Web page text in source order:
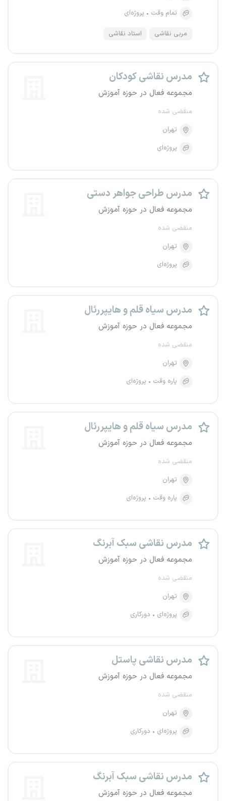
تمام وقت
پروژه‌ای
مربی نقاشی استاد نقاشی
مدرس نقاشی کودکان
مجموعه فعال در حوزه آموزش
منقضی شده
تهران
پروژه‌ای
مدرس طراحی جواهر دستی
مجموعه فعال در حوزه آموزش
منقضی شده
تهران
پروژه‌ای
مدرس سیاه قلم و هایپررئال
مجموعه فعال در حوزه آموزش
منقضی شده
تهران
پاره وقت
پروژه‌ای
مدرس سیاه قلم و هایپررئال
مجموعه فعال در حوزه آموزش
منقضی شده
تهران
پاره وقت
پروژه‌ای
مدرس نقاشی سبک آبرنگ
مجموعه فعال در حوزه آموزش
منقضی شده
تهران
پروژه‌ای
دورکاری
مدرس نقاشی پاستل
مجموعه فعال در حوزه آموزش
منقضی شده
تهران
پروژه‌ای
دورکاری
مدرس نقاشی سبک آبرنگ
مجموعه فعال در حوزه آموزش